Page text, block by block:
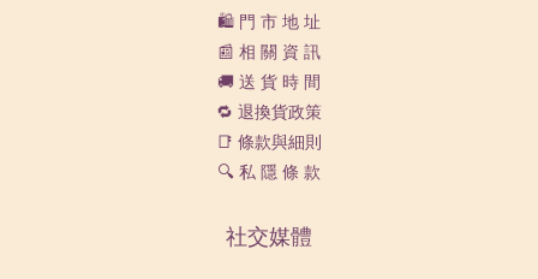
🛍️ 門 市 地 址
📰 相 關 資 訊
🚚 送 貨 時 間
🔁 退換貨政策
📑 條款與細則
🔍 私 隱 條 款
社交媒體